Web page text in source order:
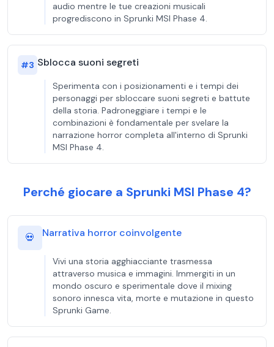
audio mentre le tue creazioni musicali
progrediscono in Sprunki MSI Phase 4.
#3 Sblocca suoni segreti
Sperimenta con i posizionamenti e i tempi dei
personaggi per sbloccare suoni segreti e battute
della storia. Padroneggiare i tempi e le
combinazioni è fondamentale per svelare la
narrazione horror completa all'interno di Sprunki
MSI Phase 4.
Perché giocare a Sprunki MSI Phase 4?
💀 Narrativa horror coinvolgente
Vivi una storia agghiacciante trasmessa
attraverso musica e immagini. Immergiti in un
mondo oscuro e sperimentale dove il mixing
sonoro innesca vita, morte e mutazione in questo
Sprunki Game.